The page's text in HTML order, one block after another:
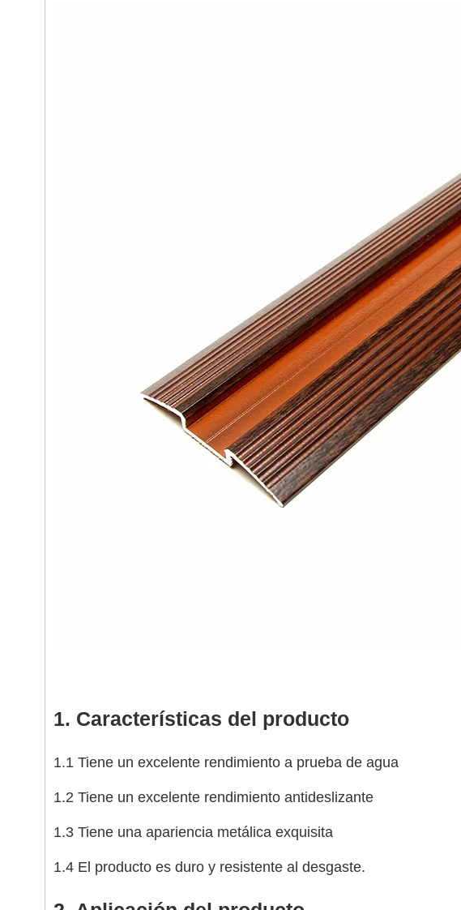
1. Características del producto
1.1 Tiene un excelente rendimiento a prueba de agua
1.2 Tiene un excelente rendimiento antideslizante
1.3 Tiene una apariencia metálica exquisita
1.4 El producto es duro y resistente al desgaste.